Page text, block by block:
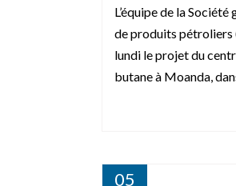
L’équipe de la
de produits pétroliers
lundi le projet du
butane à Moanda,
05